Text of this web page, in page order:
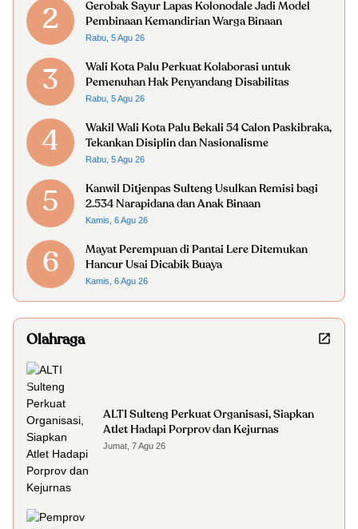
2
Gerobak Sayur Lapas Kolonodale Jadi Model
Pembinaan Kemandirian Warga Binaan
Rabu, 5 Agu 26
3
Wali Kota Palu Perkuat Kolaborasi untuk
Pemenuhan Hak Penyandang Disabilitas
Rabu, 5 Agu 26
4
Wakil Wali Kota Palu Bekali 54 Calon Paskibraka,
Tekankan Disiplin dan Nasionalisme
Rabu, 5 Agu 26
5
Kanwil Ditjenpas Sulteng Usulkan Remisi bagi
2.534 Narapidana dan Anak Binaan
Kamis, 6 Agu 26
6
Mayat Perempuan di Pantai Lere Ditemukan
Hancur Usai Dicabik Buaya
Kamis, 6 Agu 26
Olahraga
ALTI Sulteng Perkuat Organisasi, Siapkan
Atlet Hadapi Porprov dan Kejurnas
Jumat, 7 Agu 26